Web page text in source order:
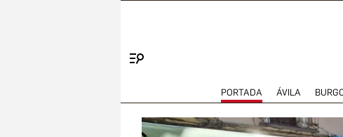
PORTADA ÁVILA